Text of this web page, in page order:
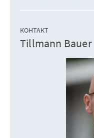
КОНТАКТ
Tillmann Bauer